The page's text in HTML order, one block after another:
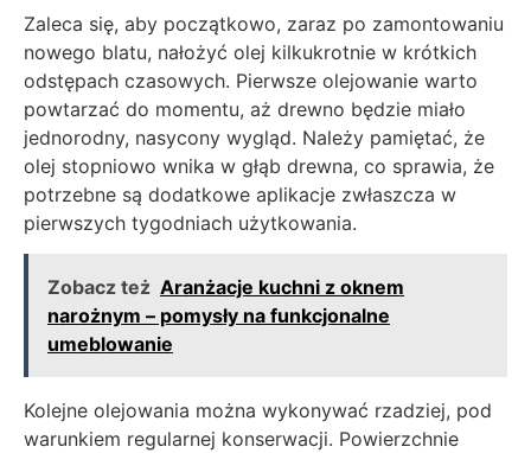
Zaleca się, aby początkowo, zaraz po zamontowaniu
nowego blatu, nałożyć olej kilkukrotnie w krótkich
odstępach czasowych. Pierwsze olejowanie warto
powtarzać do momentu, aż drewno będzie miało
jednorodny, nasycony wygląd. Należy pamiętać, że
olej stopniowo wnika w głąb drewna, co sprawia, że
potrzebne są dodatkowe aplikacje zwłaszcza w
pierwszych tygodniach użytkowania.
Zobacz też Aranżacje kuchni z oknem
narożnym – pomysły na funkcjonalne
umeblowanie
Kolejne olejowania można wykonywać rzadziej, pod
warunkiem regularnej konserwacji. Powierzchnie